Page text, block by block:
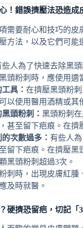
！錯誤擠壓法恐造成
需要耐心和技巧的
方法，以及它們可能
些人為了快速去除黑
頭粉刺時，應使用適
工具：在擠壓黑頭粉
以使用醫用酒精或其
頭粉刺：黑頭粉刺
甚至留下疤痕。在
次數過多： 有些人
留下疤痕。在擠壓
黑頭粉刺超過3次。
刺時，出現皮膚紅
及時就醫。
硬擠恐留疤，切記「3